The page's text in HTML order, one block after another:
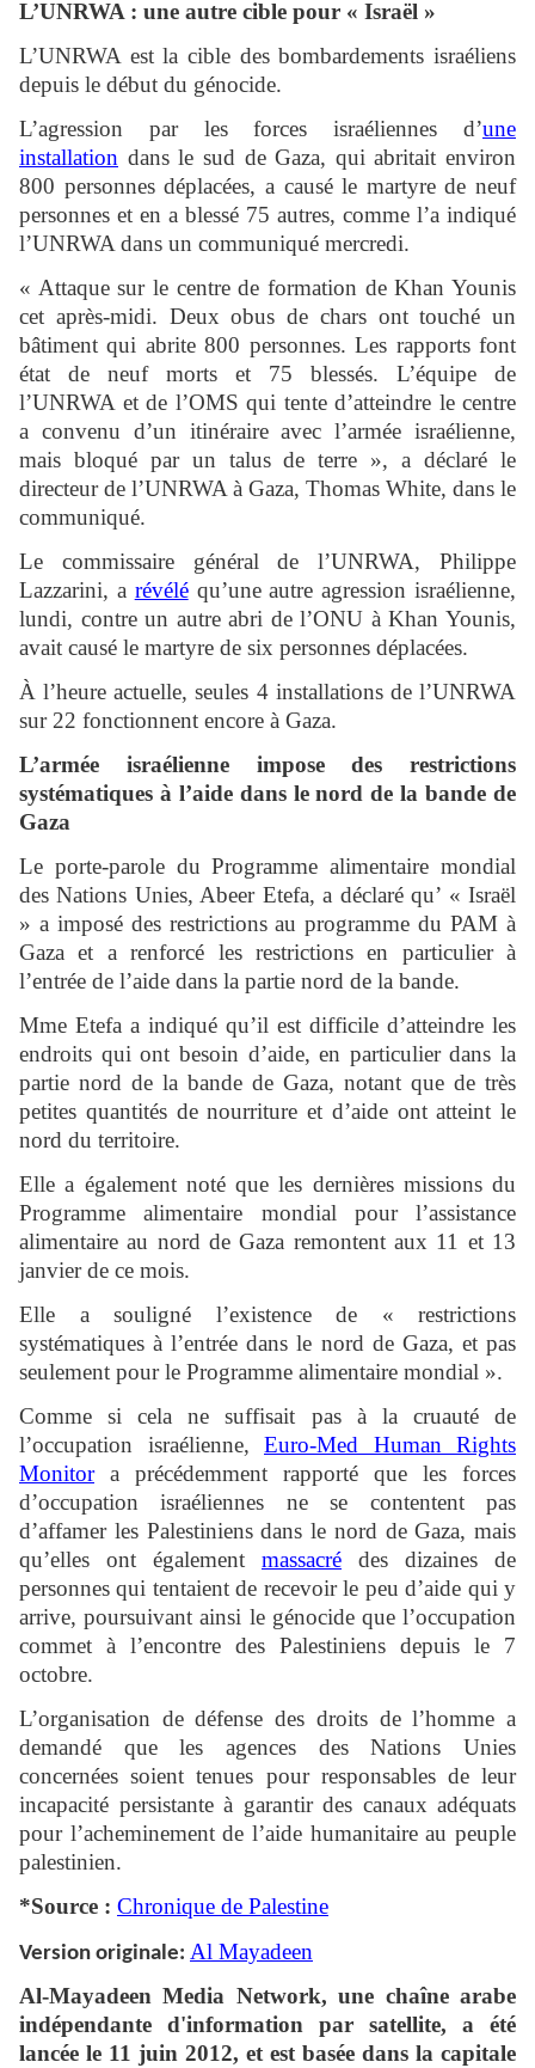
L’UNRWA : une autre cible pour « Israël »
L’UNRWA est la cible des bombardements israéliens
depuis le début du génocide.
L’agression par les forces israéliennes d’une
installation dans le sud de Gaza, qui abritait environ
800 personnes déplacées, a causé le martyre de neuf
personnes et en a blessé 75 autres, comme l’a indiqué
l’UNRWA dans un communiqué mercredi.
« Attaque sur le centre de formation de Khan Younis
cet après-midi. Deux obus de chars ont touché un
bâtiment qui abrite 800 personnes. Les rapports font
état de neuf morts et 75 blessés. L’équipe de
l’UNRWA et de l’OMS qui tente d’atteindre le centre
a convenu d’un itinéraire avec l’armée israélienne,
mais bloqué par un talus de terre », a déclaré le
directeur de l’UNRWA à Gaza, Thomas White, dans le
communiqué.
Le commissaire général de l’UNRWA, Philippe
Lazzarini, a révéléqu’une autre agression israélienne,
lundi, contre un autre abri de l’ONU à Khan Younis,
avait causé le martyre de six personnes déplacées.
À l’heure actuelle, seules 4 installations de l’UNRWA
sur 22 fonctionnent encore à Gaza.
L’armée israélienne impose des restrictions
systématiques à l’aide dans le nord de la bande de
Gaza
Le porte-parole du Programme alimentaire mondial
des Nations Unies, Abeer Etefa, a déclaré qu’ « Israël
» a imposé des restrictions au programme du PAM à
Gaza et a renforcé les restrictions en particulier à
l’entrée de l’aide dans la partie nord de la bande.
Mme Etefa a indiqué qu’il est difficile d’atteindre les
endroits qui ont besoin d’aide, en particulier dans la
partie nord de la bande de Gaza, notant que de très
petites quantités de nourriture et d’aide ont atteint le
nord du territoire.
Elle a également noté que les dernières missions du
Programme alimentaire mondial pour l’assistance
alimentaire au nord de Gaza remontent aux 11 et 13
janvier de ce mois.
Elle a souligné l’existence de « restrictions
systématiques à l’entrée dans le nord de Gaza, et pas
seulement pour le Programme alimentaire mondial ».
Comme si cela ne suffisait pas à la cruauté de
l’occupation israélienne, Euro-Med Human Rights
Monitora précédemment rapporté que les forces
d’occupation israéliennes ne se contentent pas
d’affamer les Palestiniens dans le nord de Gaza, mais
qu’elles ont également massacré des dizaines de
personnes qui tentaient de recevoir le peu d’aide qui y
arrive, poursuivant ainsi le génocide que l’occupation
commet à l’encontre des Palestiniens depuis le 7
octobre.
L’organisation de défense des droits de l’homme a
demandé que les agences des Nations Unies
concernées soient tenues pour responsables de leur
incapacité persistante à garantir des canaux adéquats
pour l’acheminement de l’aide humanitaire au peuple
palestinien.
*Source : Chronique de Palestine
Version originale: Al Mayadeen
Al-Mayadeen Media Network, une chaîne arabe
indépendante d'information par satellite, a été
lancée le 11 juin 2012, et est basée dans la capitale